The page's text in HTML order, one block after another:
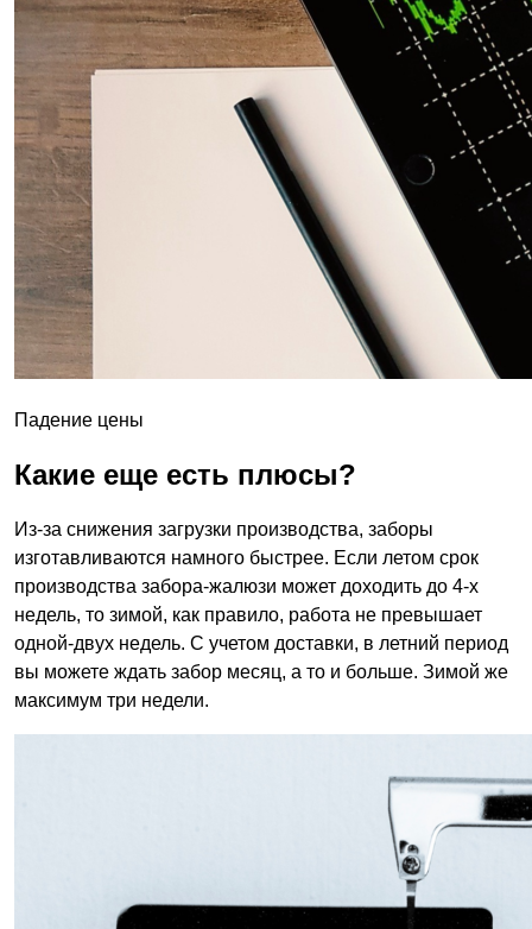
Падение цены
Какие еще есть плюсы?
Из-за снижения загрузки производства, заборы
изготавливаются намного быстрее. Если летом срок
производства забора-жалюзи может доходить до 4-х
недель, то зимой, как правило, работа не превышает
одной-двух недель. С учетом доставки, в летний период
вы можете ждать забор месяц, а то и больше. Зимой же
максимум три недели.